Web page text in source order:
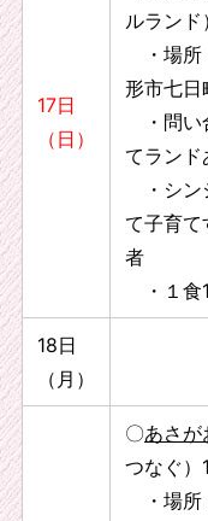
17日
（日）
ルラン
・場所
形市七日
・問い
てランド
・シン
て子育て
者
・１食
18日
（月）
〇あさが
つなぐ）
・場所